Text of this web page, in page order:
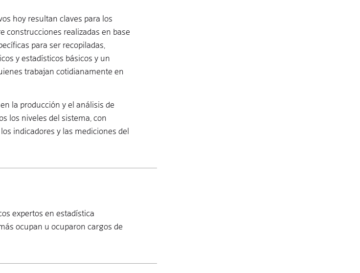
hoy resultan claves para los
construcciones realizadas en base
para ser recopiladas,
y estadísticos básicos y un
trabajan cotidianamente en
la producción y el análisis de
los niveles del sistema, con
indicadores y las mediciones del
expertos en estadística
ocupan u ocuparon cargos de